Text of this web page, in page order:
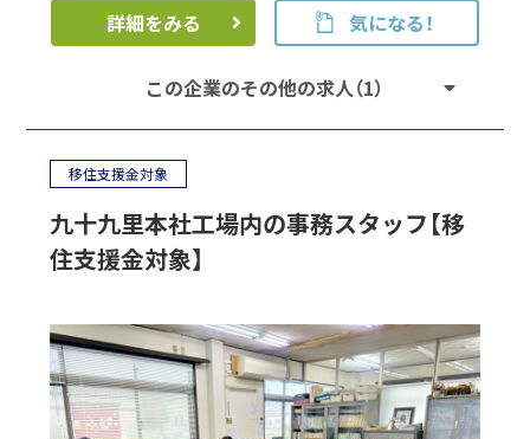
詳細をみる 気になる！
この企業のその他の求人（1）
移住支援金対象
九十九里本社工場内の事務スタッフ【移
住支援金対象】